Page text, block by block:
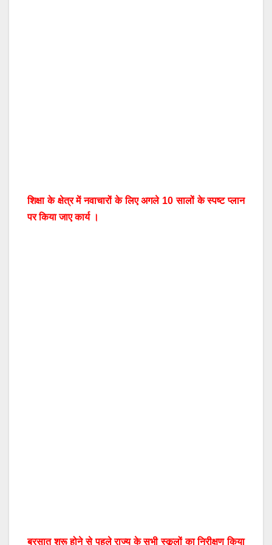
शिक्षा के क्षेत्र में नवाचारों के लिए अगले 10 सालों के स्पष्ट प्लान
पर किया जाए कार्य ।
बरसात शुरू होने से पहले राज्य के सभी स्कूलों का निरीक्षण किया